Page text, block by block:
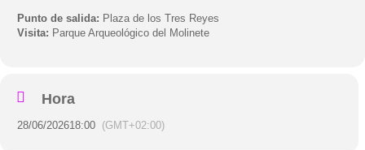
Punto de salida: Plaza de los Tres Reyes
Visita: Parque Arqueológico del Molinete
Hora
28/06/202618:00 (GMT+02:00)